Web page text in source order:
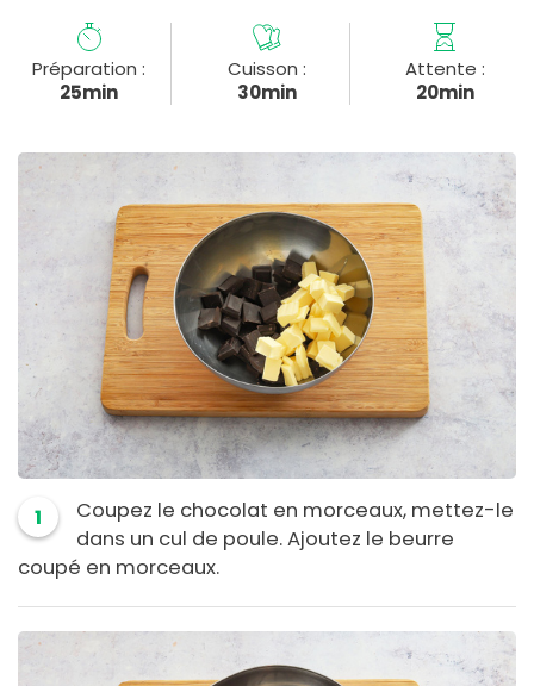
Préparation :
25min
Cuisson :
30min
Attente :
20min
1
Coupez le chocolat en morceaux, mettez-le
dans un cul de poule. Ajoutez le beurre
coupé en morceaux.